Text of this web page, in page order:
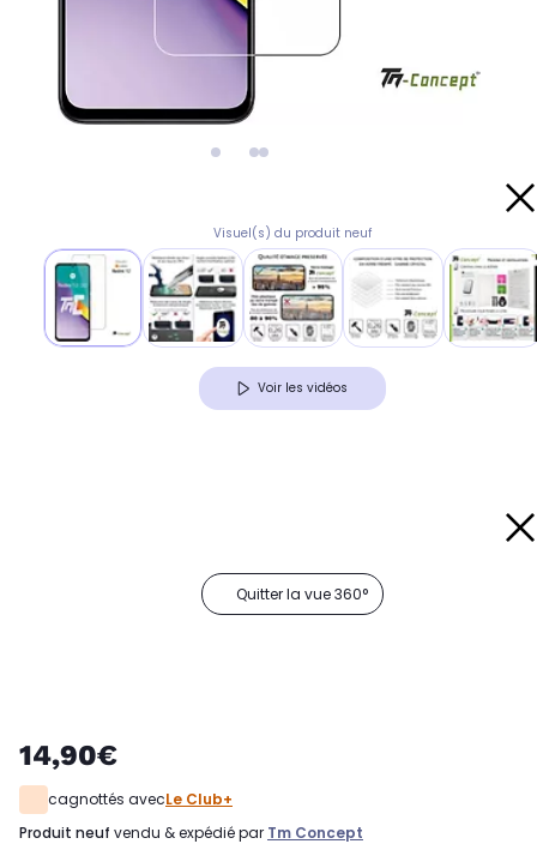
Visuel(s) du produit neuf
Voir les vidéos
Quitter la vue 360°
14,90€
cagnottés avecLe Club+
produit neuf vendu & expédié par Tm Concept